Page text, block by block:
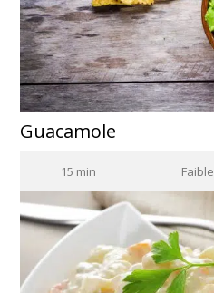
Guacamole
15 min Faible